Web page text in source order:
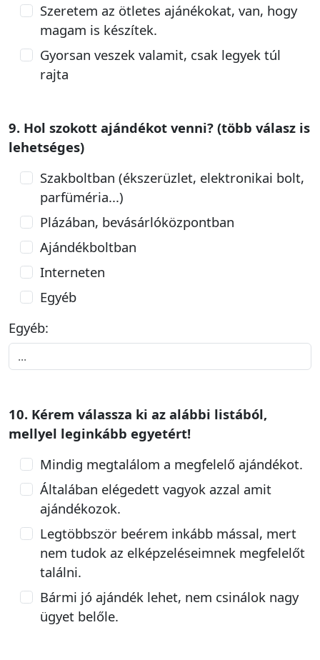
Szeretem az ötletes ajánékokat, van, hogy
magam is készítek.
Gyorsan veszek valamit, csak legyek túl
rajta
9. Hol szokott ajándékot venni? (több válasz is
lehetséges)
Szakboltban (ékszerüzlet, elektronikai bolt,
parfüméria...)
Plázában, bevásárlóközpontban
Ajándékboltban
Interneten
Egyéb
Egyéb:
10. Kérem válassza ki az alábbi listából,
mellyel leginkább egyetért!
Mindig megtalálom a megfelelő ajándékot.
Általában elégedett vagyok azzal amit
ajándékozok.
Legtöbbször beérem inkább mással, mert
nem tudok az elképzeléseimnek megfelelőt
találni.
Bármi jó ajándék lehet, nem csinálok nagy
ügyet belőle.